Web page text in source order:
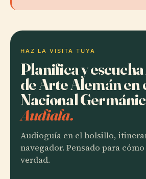
HAZ LA VISITA TUYA
Planifica y
de Arte Alemán en
Nacional
Audiala.
Audioguía en el bolsillo,
navegador. Pensado para
verdad.